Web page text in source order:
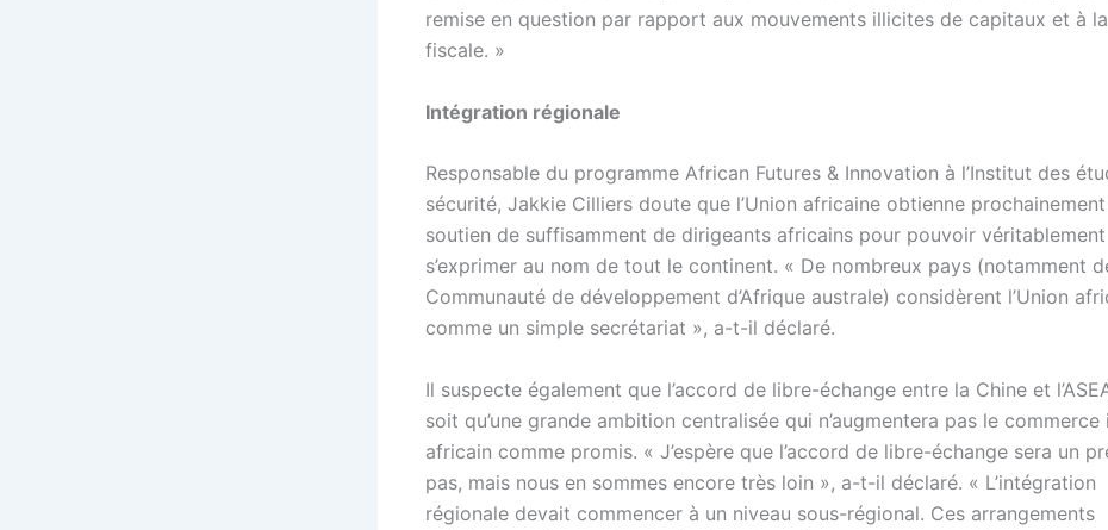
remise en question par rapport aux mouvements illicites de capitaux et à
fiscale. »
Intégration régionale
Responsable du programme African Futures & Innovation à l’Institut des
sécurité, Jakkie Cilliers doute que l’Union africaine obtienne
soutien de suffisamment de dirigeants africains pour pouvoir véritablement
s’exprimer au nom de tout le continent. « De nombreux pays (notamment
Communauté de développement d’Afrique australe) considèrent l’Union
comme un simple secrétariat », a-t-il déclaré.
Il suspecte également que l’accord de libre-échange entre la Chine et
soit qu’une grande ambition centralisée qui n’augmentera pas le commerce
africain comme promis. « J’espère que l’accord de libre-échange sera un
pas, mais nous en sommes encore très loin », a-t-il déclaré. « L’intégration
régionale devait commencer à un niveau sous-régional. Ces arrangements